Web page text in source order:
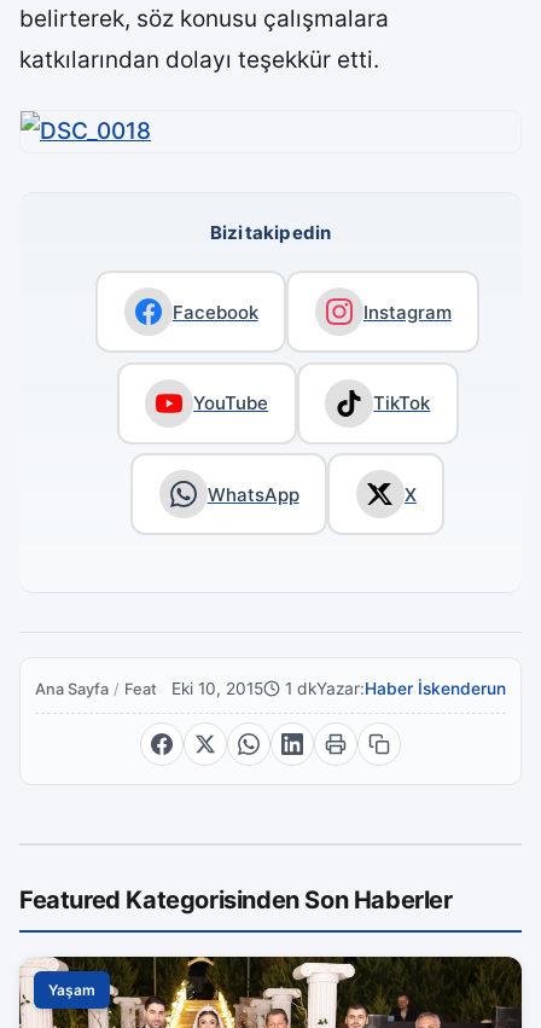
belirterek, söz konusu çalışmalara
katkılarından dolayı teşekkür etti.
Bizi takip edin
Facebook Instagram
YouTube TikTok
WhatsApp X
Ana Sayfa / FeaturedEki 10, 2015 1 dkYazar:Haber İskenderun
Featured Kategorisinden Son Haberler
Yaşam